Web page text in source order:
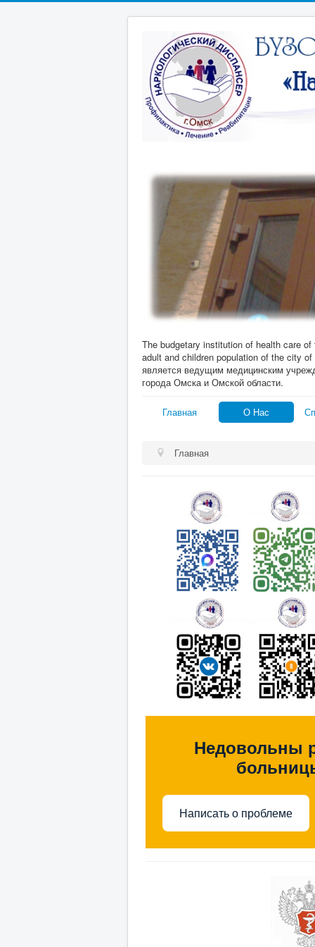
The budgetary institution of health care
adult and children population of the city
является ведущим медицинским
города Омска и Омской области.
Главная О Нас
Главная
Недовольны
Написать о проблеме